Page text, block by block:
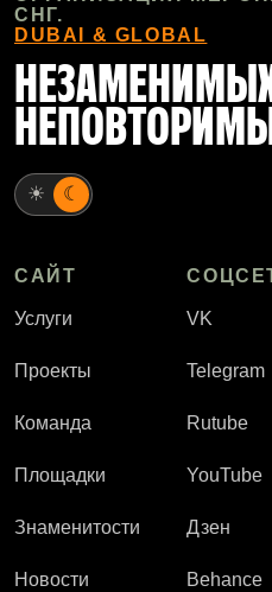
СНГ.
DUBAI & GLOBAL
☀ ☾
САЙТ
Услуги
Проекты
Команда
Площадки
Знаменитости
Новости
VK
Telegram
Rutube
YouTube
Дзен
Behance